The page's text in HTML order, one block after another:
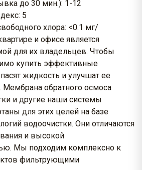
до 30 мин.): 1-12
5
хлора: <0.1 мг/
и офисе является
для их владельцев. Чтобы
купить эффективные
жидкость и улучшат ее
Мембрана обратного осмоса
и другие наши системы
для этих целей на базе
водоочистки. Они отличаются
и высокой
Мы подходим комплексно к
фильтрующими